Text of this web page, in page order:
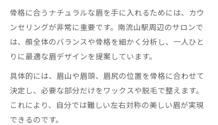
骨格に合うナチュラルな眉を手に入れるためには、カウ
ンセリングが非常に重要です。南流山駅周辺のサロンで
は、顔全体のバランスや骨格を細かく分析し、一人ひと
りに最適な眉デザインを提案しています。
具体的には、眉山や眉頭、眉尻の位置を骨格に合わせて
決定し、必要な部分だけをワックスや脱毛で整えます。
これにより、自分では難しい左右対称の美しい眉が実現
できるのです。